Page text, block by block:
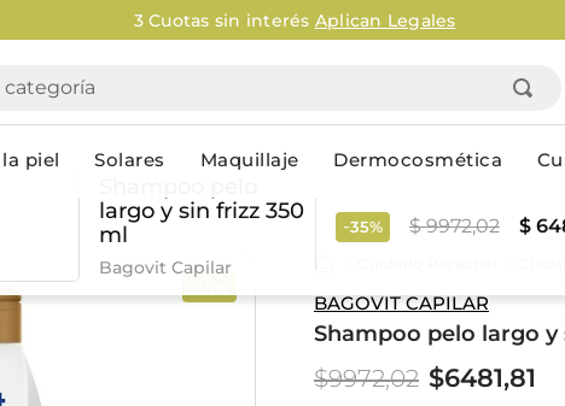
Envío gratis
Personal
Cuidado de la piel Higiene
Afeitado
piel Solares Maquillaje Dermocosmética
largo y sin frizz 350
ml
Bagovit Capilar
-35% $ 9972,02 $
BAGOVIT CAPILAR
Shampoo pelo largo y
$9972,02 $6481,81